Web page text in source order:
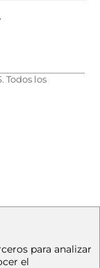
Todos los
para analizar
el